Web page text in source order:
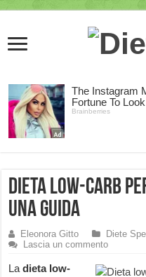
Dieta low-carb
una guida
Eleonora Gitto Diete
Lascia un commento
Ladieta low-